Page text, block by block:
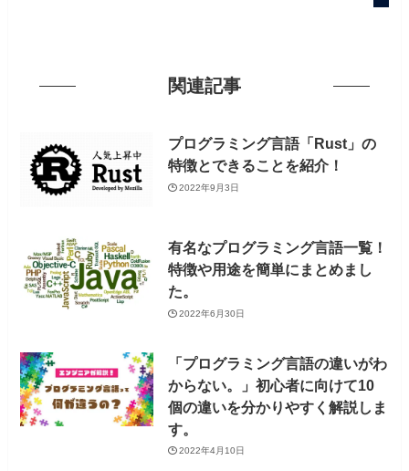
関連記事
プログラミング言語「Rust」の
特徴とできることを紹介！
2022年9月3日
有名なプログラミング言語一覧！
特徴や用途を簡単にまとめまし
た。
2022年6月30日
「プログラミング言語の違いがわ
からない。」初心者に向けて10
個の違いを分かりやすく解説しま
す。
2022年4月10日